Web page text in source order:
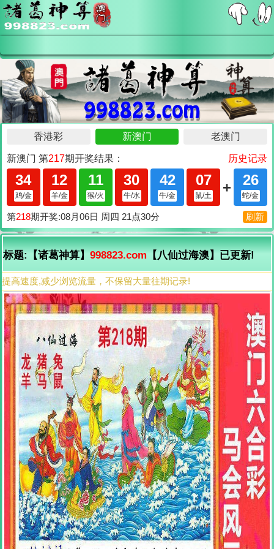
标题:【诸葛神算】 998823.com 【八仙过海澳】已更新!
提高速度,减少浏览流量，不保留大量往期记录!